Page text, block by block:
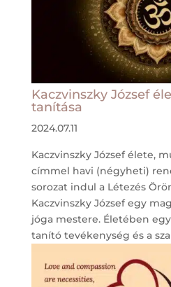
Kaczvinszky József
tanítása
2024.07.11
Kaczvinszky József élete,
címmel havi (négyheti)
sorozat indul a Létezés
Kaczvinszky József egy
jóga mestere. Életében
tanító tevékenység és a